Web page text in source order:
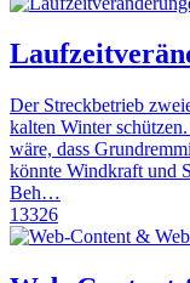
Der Streckbetrieb
kalten Winter
wäre, dass
könnte Windkraft und
Beh…
13326